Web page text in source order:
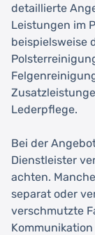
detaillierte
Leistungen im
beispielsweise
Lederpflege.
Bei der
Dienstleister
achten.
separat oder
verschmutzte